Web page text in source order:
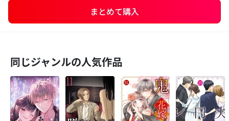
まとめて購入
同じジャンルの人気作品